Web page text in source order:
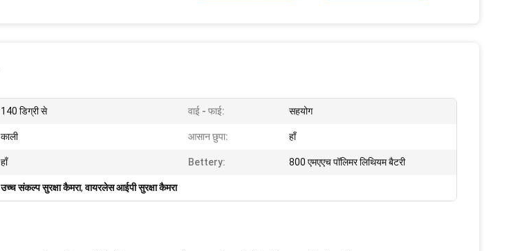
140 डिग्री से वाई - फाई: सहयोग
काली आसान छुपा: हाँ
हाँ Bettery: 800 एमएएच पॉलिमर लिथियम बैटरी
उच्च संकल्प सुरक्षा कैमरा,वायरलेस आईपी सुरक्षा कैमरा